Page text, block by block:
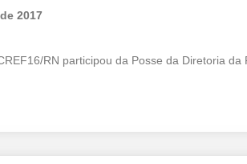
2017
RN participou da Posse da Diretoria